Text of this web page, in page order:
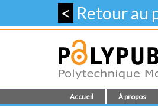
< Retour au
Accueil À propos